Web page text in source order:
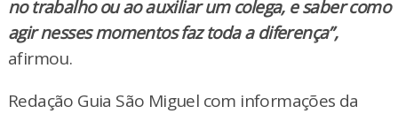
no trabalho ou ao auxiliar um colega, e saber como
agir nesses momentos faz toda a diferença”,
afirmou.
Redação Guia São Miguel com informações da